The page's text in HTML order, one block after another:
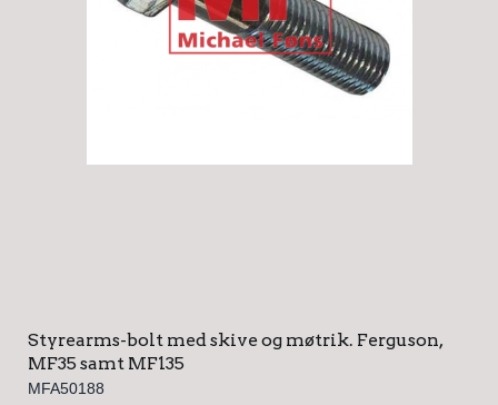
Styrearms-bolt med skive og møtrik. Ferguson,
MF35 samt MF135
MFA50188